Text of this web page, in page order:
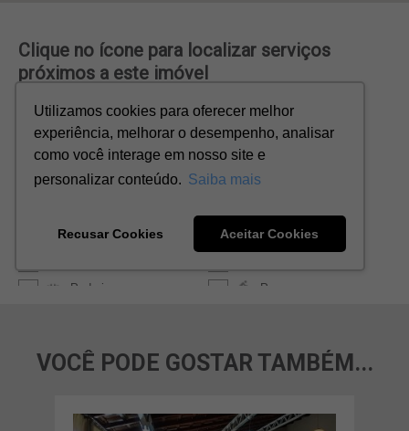
VOCÊ PODE GOSTAR TAMBÉM...